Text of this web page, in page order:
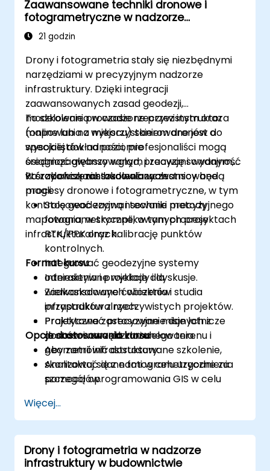
Zaawansowane techniki dronowe i
fotogrametryczne w nadzorze
infrastruktury
21 godzin
Drony i fotogrametria stały się niezbędnymi
narzędziami w precyzyjnym nadzorze
infrastruktury. Dzięki integracji
zaawansowanych zasad geodezji,
modelowania w czasie rzeczywistym oraz
mapowania z wykorzystaniem dronów o
wysokiej dokładności, profesjonaliści mogą
osiągnąć głębszy wgląd, precyzję i wydajność
w środowiskach budowlanych.
To szkolenie prowadzone przez instruktora
(online lub na miejscu) skierowane jest do
specjalistów na poziomie
średniozaawansowanym i zaawansowanym,
którzy chcą zastosować zaawansowane
procesy dronowe i fotogrametryczne, w tym
kontrolę geodezyjną i techniki precyzyjnego
mapowania, w skomplikowanych projektach
infrastrukturalnych.
Po zakończeniu szkolenia uczestnicy będą
mogli:
Stosować zaawansowane metody
fotogrametryczne, w tym procesy
RTK/PPK oraz kalibrację punktów
kontrolnych.
Integrować geodezyjne systemy
odniesienia i projekcje dla
wielkoskalowych obiektów
infrastrukturalnych.
Projektować precyzyjne misje lotnicze
dostosowane do złożonego terenu i
geometrii infrastruktury.
Analizować dane fotogrametryczne za
pomocą oprogramowania GIS w celu
deformacji oraz zgodności.
Format kursu
Interaktywne wykłady i dyskusje.
Zaawansowane ćwiczenia i studia
przypadków z rzeczywistych projektów.
Praktyczne zastosowanie danych z
dronów i narzędzi modelowania.
Opcje dostosowania kursu
Aby zamówić dostosowane szkolenie,
skontaktuj się z nami w celu uzgodnienia
szczegółów.
Więcej...
Drony i fotogrametria w nadzorze
infrastruktury w budownictwie